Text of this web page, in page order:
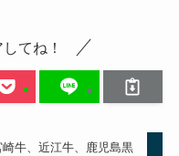
てね！
崎牛、近江牛、鹿児島黒